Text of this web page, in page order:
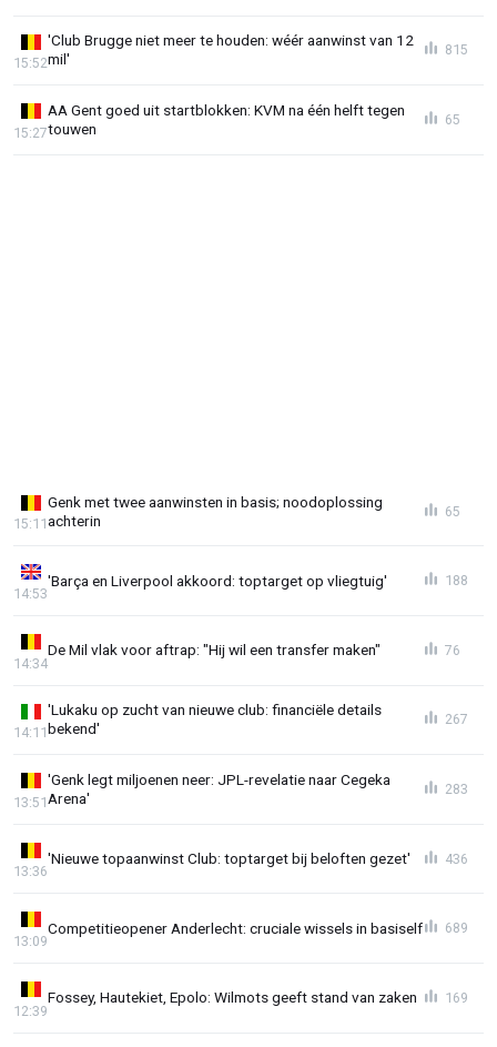
'Club Brugge niet meer te houden: wéér aanwinst van 12
mil'
15:52
815
AA Gent goed uit startblokken: KVM na één helft tegen
touwen
15:27
65
Genk met twee aanwinsten in basis; noodoplossing
achterin
15:11
65
'Barça en Liverpool akkoord: toptarget op vliegtuig'
14:53
188
De Mil vlak voor aftrap: "Hij wil een transfer maken"
14:34
76
'Lukaku op zucht van nieuwe club: financiële details
bekend'
14:11
267
'Genk legt miljoenen neer: JPL-revelatie naar Cegeka
Arena'
13:51
283
'Nieuwe topaanwinst Club: toptarget bij beloften gezet'
13:36
436
Competitieopener Anderlecht: cruciale wissels in basiself
13:09
689
Fossey, Hautekiet, Epolo: Wilmots geeft stand van zaken
12:39
169